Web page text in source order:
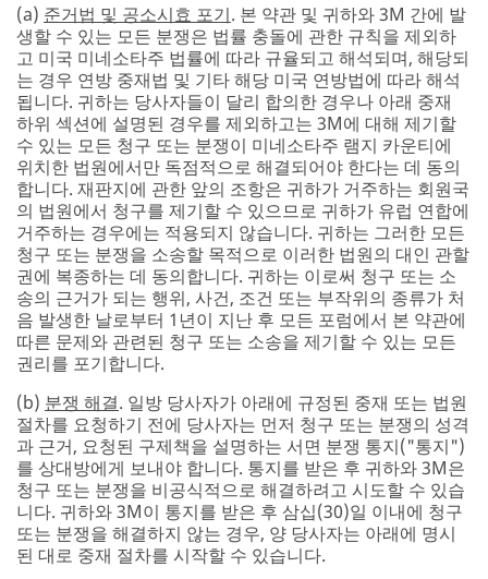
(a) 준거법 및 공소시효 포기. 본 약관 및 귀하와 3M 간에 발
생할 수 있는 모든 분쟁은 법률 충돌에 관한 규칙을 제외하
고 미국 미네소타주 법률에 따라 규율되고 해석되며, 해당되
는 경우 연방 중재법 및 기타 해당 미국 연방법에 따라 해석
됩니다. 귀하는 당사자들이 달리 합의한 경우나 아래 중재
하위 섹션에 설명된 경우를 제외하고는 3M에 대해 제기할
수 있는 모든 청구 또는 분쟁이 미네소타주 램지 카운티에
위치한 법원에서만 독점적으로 해결되어야 한다는 데 동의
합니다. 재판지에 관한 앞의 조항은 귀하가 거주하는 회원국
의 법원에서 청구를 제기할 수 있으므로 귀하가 유럽 연합에
거주하는 경우에는 적용되지 않습니다. 귀하는 그러한 모든
청구 또는 분쟁을 소송할 목적으로 이러한 법원의 대인 관할
권에 복종하는 데 동의합니다. 귀하는 이로써 청구 또는 소
송의 근거가 되는 행위, 사건, 조건 또는 부작위의 종류가 처
음 발생한 날로부터 1년이 지난 후 모든 포럼에서 본 약관에
따른 문제와 관련된 청구 또는 소송을 제기할 수 있는 모든
권리를 포기합니다.
(b) 분쟁 해결. 일방 당사자가 아래에 규정된 중재 또는 법원
절차를 요청하기 전에 당사자는 먼저 청구 또는 분쟁의 성격
과 근거, 요청된 구제책을 설명하는 서면 분쟁 통지("통지")
를 상대방에게 보내야 합니다. 통지를 받은 후 귀하와 3M은
청구 또는 분쟁을 비공식적으로 해결하려고 시도할 수 있습
니다. 귀하와 3M이 통지를 받은 후 삼십(30)일 이내에 청구
또는 분쟁을 해결하지 않는 경우, 양 당사자는 아래에 명시
된 대로 중재 절차를 시작할 수 있습니다.